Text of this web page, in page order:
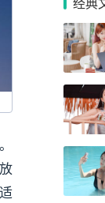
经典